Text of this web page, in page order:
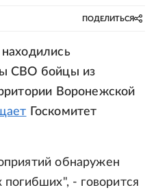
ПОДЕЛИТЬСЯ
СВО бойцы из
Воронежской
Госкомитет
обнаружен
- говорится